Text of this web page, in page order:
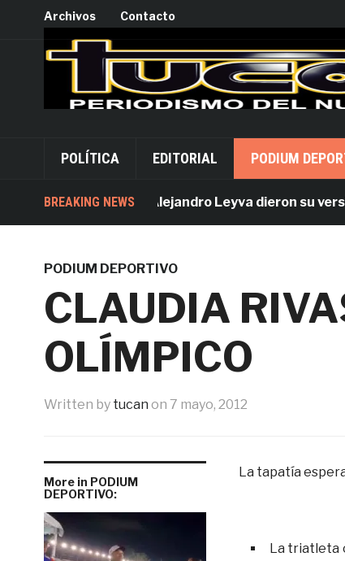
Archivos Contacto
POLÍTICA EDITORIAL PODIUM
BREAKING NEWS
Acusados por Alejandro Leyva dieron su versión
PODIUM DEPORTIVO
CLAUDIA
OLÍMPICO
Written by tucan on 7 mayo, 2012
More in PODIUM
DEPORTIVO:
La tapatía
La triatleta